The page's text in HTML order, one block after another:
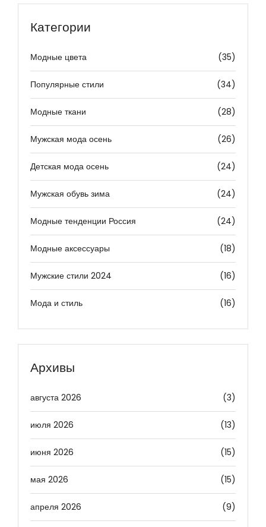
Категории
Модные цвета (35)
Популярные стили (34)
Модные ткани (28)
Мужская мода осень (26)
Детская мода осень (24)
Мужская обувь зима (24)
Модные тенденции Россия (24)
Модные аксессуары (18)
Мужские стили 2024 (16)
Мода и стиль (16)
Архивы
августа 2026 (3)
июля 2026 (13)
июня 2026 (15)
мая 2026 (15)
апреля 2026 (9)